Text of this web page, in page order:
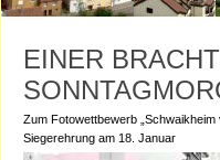
EINER
Zum Fotowettbewerb
Siegerehrung am 18. Januar